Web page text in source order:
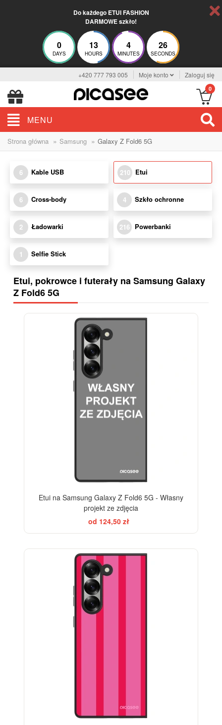
Do każdego ETUI FASHION
DARMOWE szkło!
0
DAYS
13
HOURS
4
MINUTES
25
SECONDS
+420 777 793 005 Moje konto Zaloguj się
0
MENU
Strona główna » Samsung » Galaxy Z Fold6 5G
6 Kable USB 210 Etui
6 Cross-body 4 Szkło ochronne
2 Ładowarki 216 Powerbanki
1 Selfie Stick
Etui, pokrowce i futerały na Samsung Galaxy
Z Fold6 5G
Etui na Samsung Galaxy Z Fold6 5G - Własny
projekt ze zdjęcia
od 124,50 zł